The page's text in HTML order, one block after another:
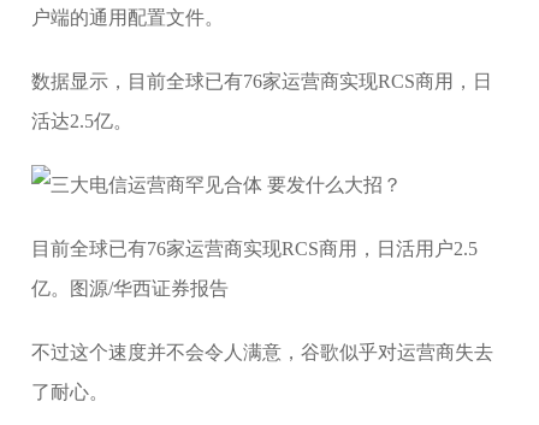
户端的通用配置文件。
数据显示，目前全球已有76家运营商实现RCS商用，日
活达2.5亿。
目前全球已有76家运营商实现RCS商用，日活用户2.5
亿。图源/华西证券报告
不过这个速度并不会令人满意，谷歌似乎对运营商失去
了耐心。